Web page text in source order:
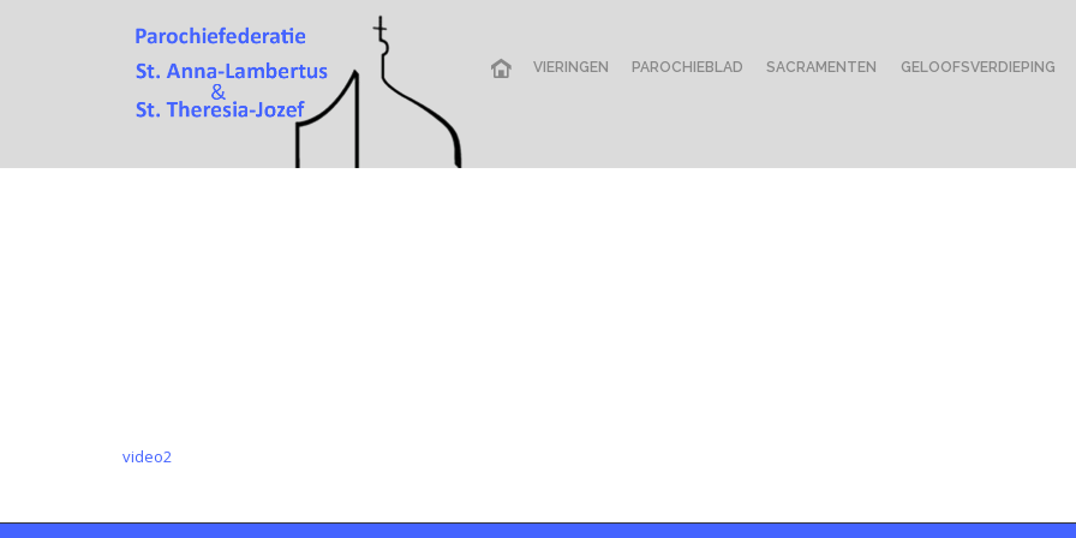
VIERINGEN PAROCHIEBLAD SACRAMENTEN GELOOFSVERDIEPING
video2